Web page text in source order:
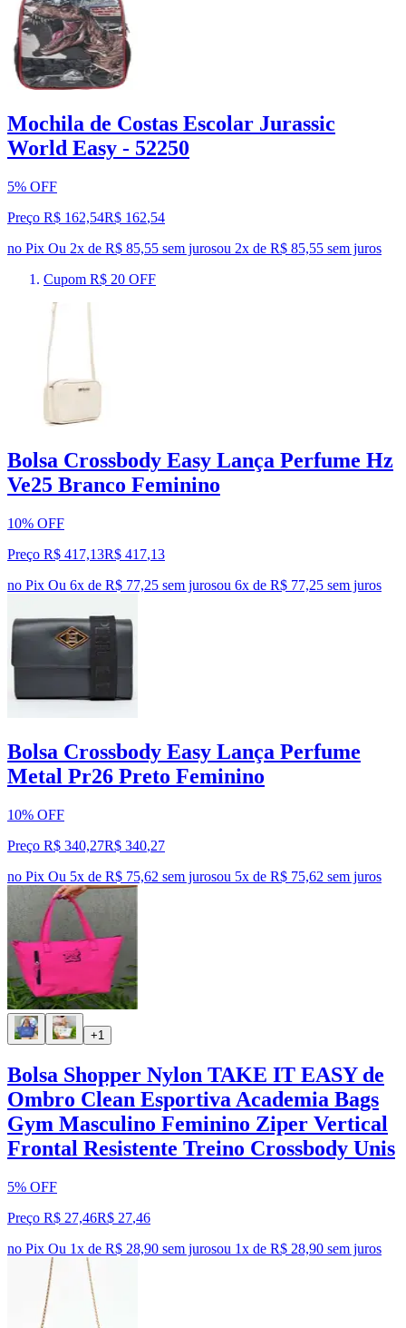
Mochila de Costas Escolar Jurassic
World Easy - 52250
5% OFF
Preço R$ 162,54R$ 162,54
no Pix Ou 2x de R$ 85,55 sem jurosou 2x de R$ 85,55 sem juros
Cupom R$ 20 OFF
Bolsa Crossbody Easy Lança Perfume Hz
Ve25 Branco Feminino
10% OFF
Preço R$ 417,13R$ 417,13
no Pix Ou 6x de R$ 77,25 sem jurosou 6x de R$ 77,25 sem juros
Bolsa Crossbody Easy Lança Perfume
Metal Pr26 Preto Feminino
10% OFF
Preço R$ 340,27R$ 340,27
no Pix Ou 5x de R$ 75,62 sem jurosou 5x de R$ 75,62 sem juros
+1
Bolsa Shopper Nylon TAKE IT EASY de
Ombro Clean Esportiva Academia Bags
Gym Masculino Feminino Ziper Vertical
Frontal Resistente Treino Crossbody Unis
5% OFF
Preço R$ 27,46R$ 27,46
no Pix Ou 1x de R$ 28,90 sem jurosou 1x de R$ 28,90 sem juros